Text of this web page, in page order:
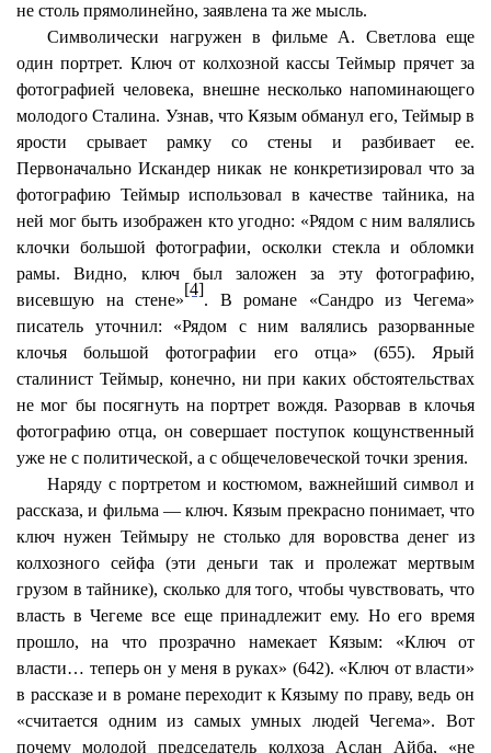
не столь прямолинейно, заявлена та же мысль.
Символически нагружен в фильме А. Светлова еще
один портрет. Ключ от колхозной кассыТеймыр прячет за
фотографией человека, внешне несколько напоминающего
молодого Сталина. Узнав, что Кязым обманул его, Теймырв
ярости срывает рамку со стены и разбивает ее.
Первоначально Искандер никак не конкретизировал что за
фотографию Теймыриспользовал в качестве тайника, на
ней мог быть изображен кто угодно: «Рядом с ним валялись
клочки большой фотографии, осколки стекла и обломки
рамы. Видно, ключ был заложен за эту фотографию,
висевшую на стене»
[4]
. В романе «Сандроиз Чегема»
писатель уточнил: «Рядом с ним валялись разорванные
клочья большой фотографии его отца» (655). Ярый
сталинист Теймыр, конечно, ни при каких обстоятельствах
не мог бы посягнуть на портрет вождя. Разорвав в клочья
фотографию отца, он совершает поступок кощунственный
уже не с политической, а с общечеловеческой точки зрения.
Наряду с портретом и костюмом, важнейший символ и
рассказа, и фильма — ключ.Кязым прекрасно понимает, что
ключ нужен Теймыру не столько для воровства денег из
колхозного сейфа (эти деньги так и пролежат мертвым
грузом в тайнике), сколько для того, чтобы чувствовать, что
власть в Чегеме все еще принадлежит ему. Но его время
прошло, на что прозрачно намекаетКязым: «Ключ от
власти… теперь он у меня в руках» (642). «Ключ от власти»
в рассказе и в романе переходит кКязыму по праву, ведь он
«считается одним из самых умных людей Чегема». Вот
почему молодой председатель колхоза Аслан Айба, «не